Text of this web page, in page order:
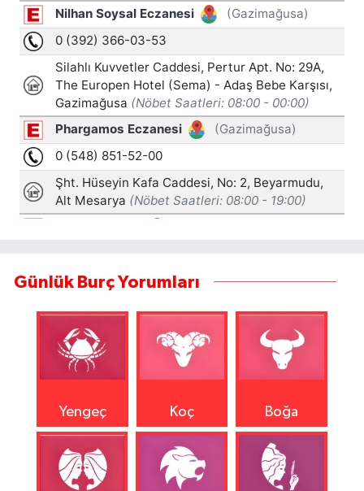
Günlük Burç Yorumları
Yengeç Koç Boğa